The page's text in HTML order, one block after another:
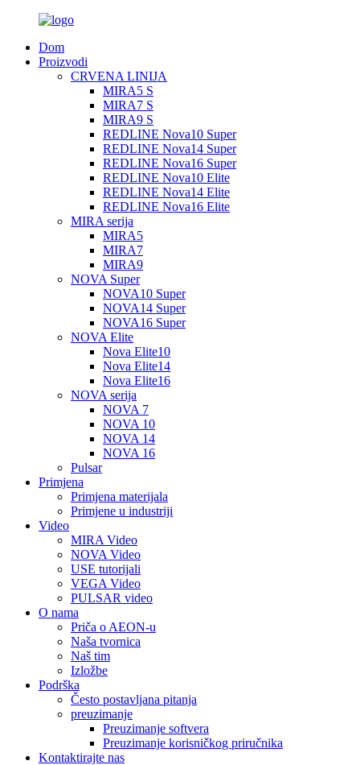
Dom
Proizvodi
CRVENA LINIJA
MIRA5 S
MIRA7 S
MIRA9 S
REDLINE Nova10 Super
REDLINE Nova14 Super
REDLINE Nova16 Super
REDLINE Nova10 Elite
REDLINE Nova14 Elite
REDLINE Nova16 Elite
MIRA serija
MIRA5
MIRA7
MIRA9
NOVA Super
NOVA10 Super
NOVA14 Super
NOVA16 Super
NOVA Elite
Nova Elite10
Nova Elite14
Nova Elite16
NOVA serija
NOVA 7
NOVA 10
NOVA 14
NOVA 16
Pulsar
Primjena
Primjena materijala
Primjene u industriji
Video
MIRA Video
NOVA Video
USE tutorijali
VEGA Video
PULSAR video
O nama
Priča o AEON-u
Naša tvornica
Naš tim
Izložbe
Podrška
Često postavljana pitanja
preuzimanje
Preuzimanje softvera
Preuzimanje korisničkog priručnika
Kontaktirajte nas